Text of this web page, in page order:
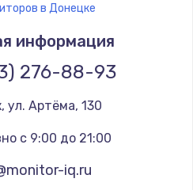
руб.
видеокарты
руб.
питания
в Донецке
информация
276-88-93
, ул. Артёма, 130
с 9:00 до 21:00
iq.ru